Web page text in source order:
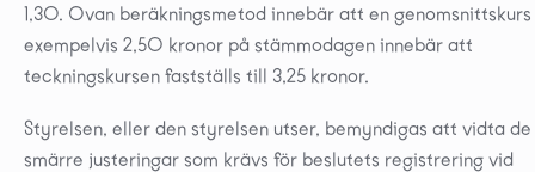
1,30. Ovan beräkningsmetod innebär att en
exempelvis 2,50 kronor på stämmodagen innebär att
teckningskursen fastställs till 3,25 kronor.
Styrelsen, eller den styrelsen utser, bemyndigas att vidta de
smärre justeringar som krävs för beslutets registrering vid